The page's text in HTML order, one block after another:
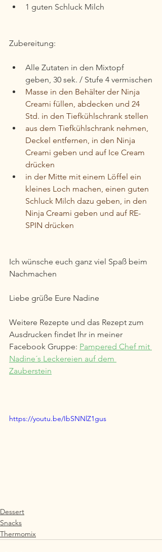
1 guten Schluck Milch
Zubereitung:
Alle Zutaten in den Mixtopf
geben, 30 sek. / Stufe 4 vermischen
Masse in den Behälter der Ninja
Creami füllen, abdecken und 24
Std. in den Tiefkühlschrank stellen
aus dem Tiefkühlschrank nehmen,
Deckel entfernen, in den Ninja
Creami geben und auf Ice Cream
drücken
in der Mitte mit einem Löffel ein
kleines Loch machen, einen guten
Schluck Milch dazu geben, in den
Ninja Creami geben und auf RE-
SPIN drücken
Ich wünsche euch ganz viel Spaß beim
Nachmachen
Liebe grüße Eure Nadine
Weitere Rezepte und das Rezept zum
Ausdrucken findet Ihr in meiner
Facebook Gruppe: Pampered Chef mit
Nadine´s Leckereien auf dem
Zauberstein
https://youtu.be/IbSNNlZ1gus
Dessert
Snacks
Thermomix